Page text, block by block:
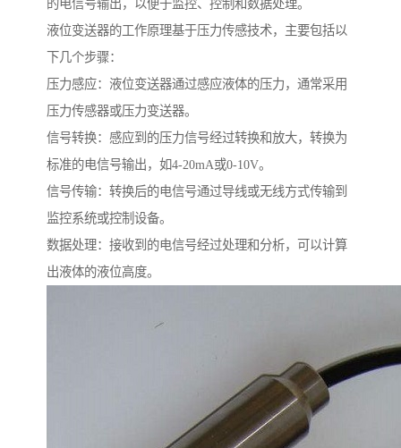
的电信号输出，以便于监控、控制和数据处理。
液位变送器的工作原理基于压力传感技术，主要包括以
下几个步骤：
压力感应：液位变送器通过感应液体的压力，通常采用
压力传感器或压力变送器。
信号转换：感应到的压力信号经过转换和放大，转换为
标准的电信号输出，如4-20mA或0-10V。
信号传输：转换后的电信号通过导线或无线方式传输到
监控系统或控制设备。
数据处理：接收到的电信号经过处理和分析，可以计算
出液体的液位高度。